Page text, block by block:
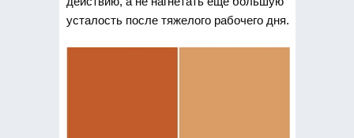
усталость после тяжелого рабочего дня.